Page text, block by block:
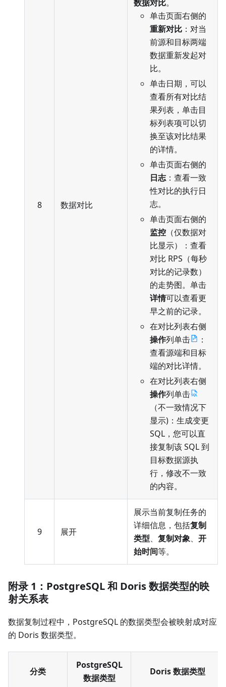
8 数据对比
数据对比。
单击页面右侧的
重新对比 ：对当
前源和目标两端
数据重新发起对
比。
单击日期，可以
查看所有对比结
果列表，单击目
标列表项可以切
换至该对比结果
的详情。
单击页面右侧的
日志：查看一致
性对比的执行日
志。
单击页面右侧的
监控 （仅数据对
比显示）：查看
对比 RPS（每秒
对比的记录数）
的走势图。单击
详情可以查看更
早之前的记录。
在对比列表右侧
操作列单击
：
查看源端和目标
端的对比详情。
在对比列表右侧
操作列单击
（不一致情况下
显示)：生成变更
SQL，您可以直
接复制该 SQL 到
目标数据源执
行，修改不一致
的内容。
9 展开
展示当前复制任务的
详细信息，包括复制
类型、 复制对象、 开
始时间等。
附录 1：PostgreSQL 和 Doris 数据类型的映
射关系表
数据复制过程中，PostgreSQL 的数据类型会被映射成对应
的 Doris 数据类型。
分类
PostgreSQL
数据类型
Doris 数据类型